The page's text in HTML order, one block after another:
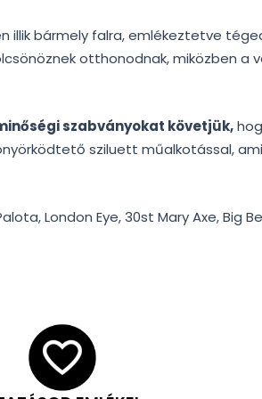
illik bármely falra, emlékeztetve
otthonodnak, miközben a
szabványokat követjük,
sziluett műalkotással,
London Eye, 30st Mary Axe, Big